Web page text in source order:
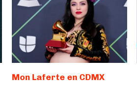
Mon Laferte en CDMX